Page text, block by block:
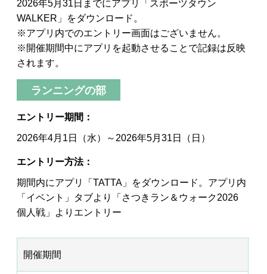
2026年5月31日までにアプリ「スポーツタウン
WALKER」をダウンロード。
※アプリ内でのエントリー画面はございません。
※開催期間中にアプリを起動させることで記録は反映
されます。
ランニングの部
エントリー期間：
2026年4月1日（水）～2026年5月31日（日）
エントリー方法：
期間内にアプリ「TATTA」をダウンロード。アプリ内
「イベント」タブより「さつきラン＆ウォーク2026
個人戦」よりエントリー
開催期間